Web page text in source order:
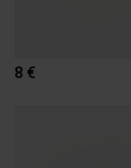
8 €